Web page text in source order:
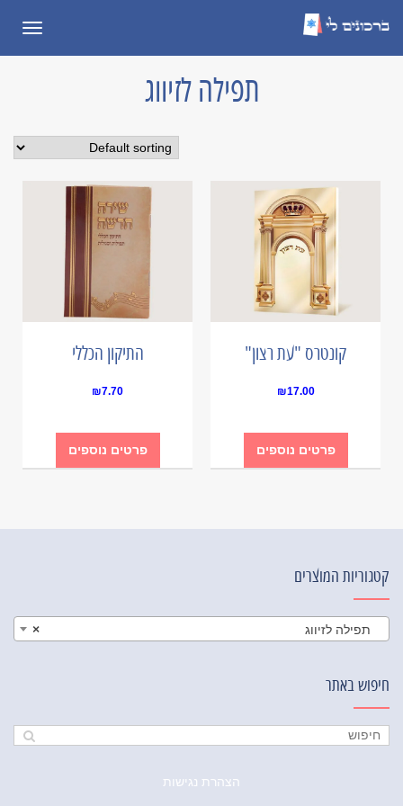
תפילה לזיווג
קונטרס "עת רצון"
₪17.00
פרטים נוספים
התיקון הכללי
₪7.70
פרטים נוספים
קטגוריות המוצרים
× תפילה לזיווג
חיפוש באתר
הצהרת נגישות